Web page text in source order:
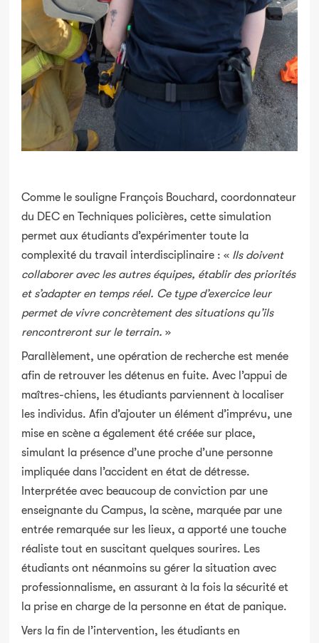
Comme le souligne François Bouchard, coordonnateur
du DEC en Techniques policières, cette simulation
permet aux étudiants d’expérimenter toute la
complexité du travail interdisciplinaire : « Ils doivent
collaborer avec les autres équipes, établir des priorités
et s’adapter en temps réel. Ce type d’exercice leur
permet de vivre concrètement des situations qu’ils
rencontreront sur le terrain. »
Parallèlement, une opération de recherche est menée
afin de retrouver les détenus en fuite. Avec l’appui de
maîtres-chiens, les étudiants parviennent à localiser
les individus. Afin d’ajouter un élément d’imprévu, une
mise en scène a également été créée sur place,
simulant la présence d’une proche d’une personne
impliquée dans l’accident en état de détresse.
Interprétée avec beaucoup de conviction par une
enseignante du Campus, la scène, marquée par une
entrée remarquée sur les lieux, a apporté une touche
réaliste tout en suscitant quelques sourires. Les
étudiants ont néanmoins su gérer la situation avec
professionnalisme, en assurant à la fois la sécurité et
la prise en charge de la personne en état de panique.
Vers la fin de l’intervention, les étudiants en